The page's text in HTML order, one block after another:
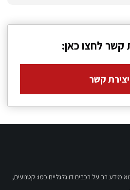
קשר לחצו כאן:
יצירת קשר
מידע רב על רכבים דו גלגליים כמו: קטנועים,